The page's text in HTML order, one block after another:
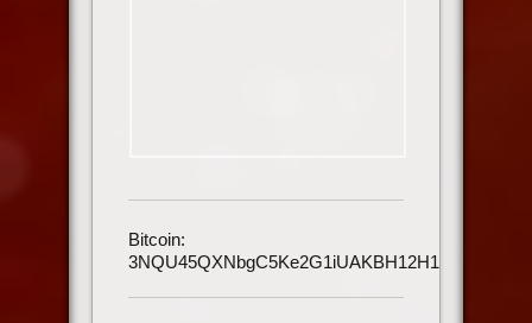
Bitcoin:
3NQU45QXNbgC5Ke2G1iUAKBH12H1h3UmAu